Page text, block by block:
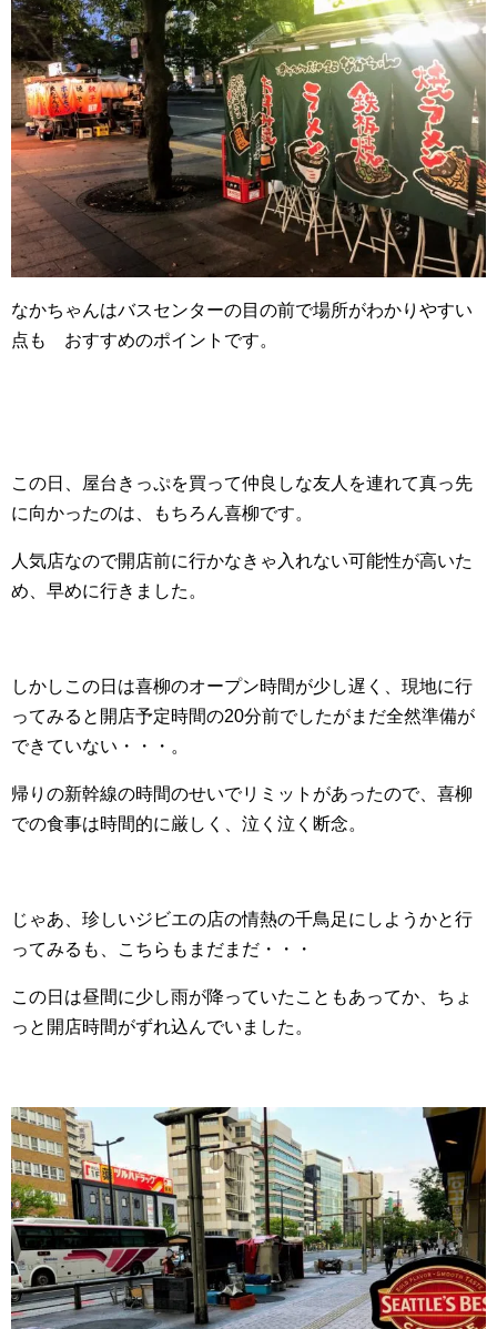
なかちゃんはバスセンターの目の前で場所がわかりやすい
点も おすすめのポイントです。
この日、屋台きっぷを買って仲良しな友人を連れて真っ先
に向かったのは、もちろん喜柳です。
人気店なので開店前に行かなきゃ入れない可能性が高いた
め、早めに行きました。
しかしこの日は喜柳のオープン時間が少し遅く、現地に行
ってみると開店予定時間の20分前でしたがまだ全然準備が
できていない・・・。
帰りの新幹線の時間のせいでリミットがあったので、喜柳
での食事は時間的に厳しく、泣く泣く断念。
じゃあ、珍しいジビエの店の情熱の千鳥足にしようかと行
ってみるも、こちらもまだまだ・・・
この日は昼間に少し雨が降っていたこともあってか、ちょ
っと開店時間がずれ込んでいました。